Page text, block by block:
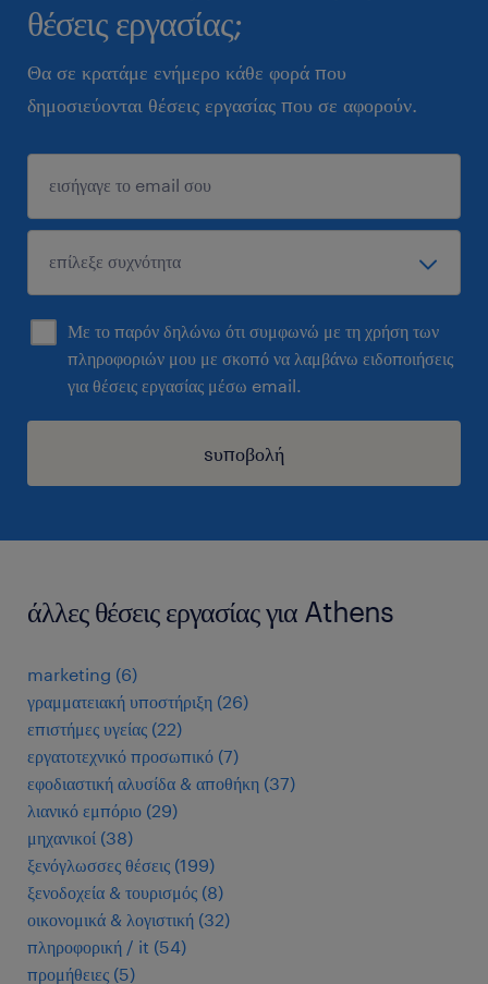
θέσεις εργασίας;
Θα σε κρατάμε ενήμερο κάθε φορά που
δημοσιεύονται θέσεις εργασίας που σε αφορούν.
Με το παρόν δηλώνω ότι συμφωνώ με τη χρήση των
πληροφοριών μου με σκοπό να λαμβάνω ειδοποιήσεις
για θέσεις εργασίας μέσω email.
sυποβολή
άλλες θέσεις εργασίας για Athens
marketing (6)
γραμματειακή υποστήριξη (26)
επιστήμες υγείας (22)
εργατοτεχνικό προσωπικό (7)
εφοδιαστική αλυσίδα & αποθήκη (37)
λιανικό εμπόριο (29)
μηχανικοί (38)
ξενόγλωσσες θέσεις (199)
ξενοδοχεία & τουρισμός (8)
οικονομικά & λογιστική (32)
πληροφορική / it (54)
προμήθειες (5)